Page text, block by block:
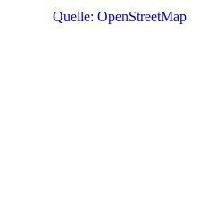
Quelle: OpenStreetMap